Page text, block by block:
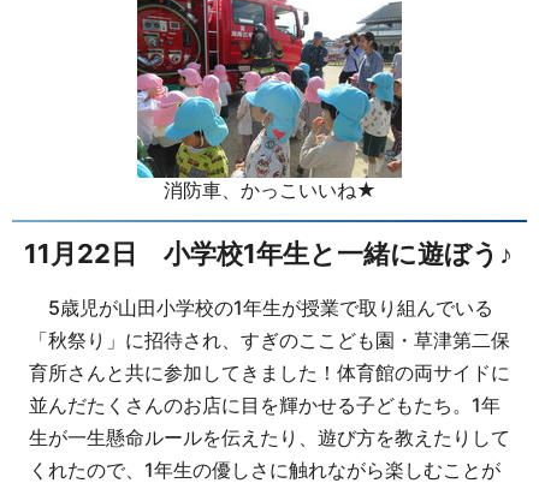
消防車、かっこいいね★
11月22日 小学校1年生と一緒に遊ぼう♪
5歳児が山田小学校の1年生が授業で取り組んでいる
「秋祭り」に招待され、すぎのここども園・草津第二保
育所さんと共に参加してきました！体育館の両サイドに
並んだたくさんのお店に目を輝かせる子どもたち。1年
生が一生懸命ルールを伝えたり、遊び方を教えたりして
くれたので、1年生の優しさに触れながら楽しむことが